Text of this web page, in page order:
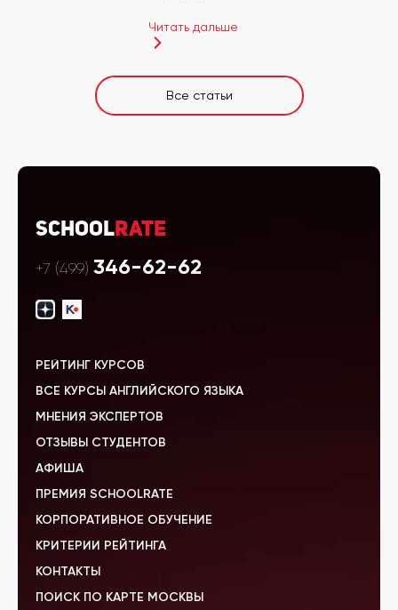
Читать дальше
Все статьи
SchoolRate
+7 (499) 346-62-62
РЕЙТИНГ КУРСОВ
ВСЕ КУРСЫ АНГЛИЙСКОГО ЯЗЫКА
МНЕНИЯ ЭКСПЕРТОВ
ОТЗЫВЫ СТУДЕНТОВ
АФИША
ПРЕМИЯ SCHOOLRATE
КОРПОРАТИВНОЕ ОБУЧЕНИЕ
КРИТЕРИИ РЕЙТИНГА
КОНТАКТЫ
ПОИСК ПО КАРТЕ МОСКВЫ